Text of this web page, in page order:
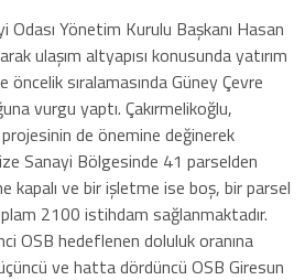
Yönetim Kurulu Başkanı Hasan
ulaşım altyapısı konusunda yatırım
sıralamasında Güney Çevre
vurgu yaptı. Çakırmelikoğlu,
de önemine değinerek
Sanayi Bölgesinde 41 parselden
kapalı ve bir işletme ise boş, bir parsel
2100 istihdam sağlanmaktadır.
OSB hedeflenen doluluk oranına
ve hatta dördüncü OSB Giresun